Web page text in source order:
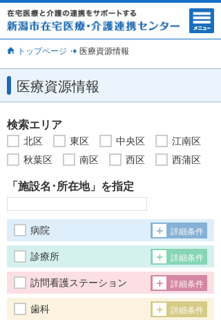
トップページ 医療資源情報
医療資源情報
検索エリア
北区 東区 中央区
江南区
秋葉区
南区 西区 西蒲区
「施設名･所在地」を指定
病院 詳細条件
診療所 詳細条件
訪問看護ステーション 詳細条件
歯科 詳細条件